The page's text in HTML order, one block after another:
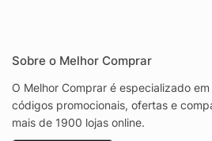
Sobre o Melhor Comprar
O Melhor Comprar é especializado
códigos promocionais, ofertas e
mais de 1900 lojas online.